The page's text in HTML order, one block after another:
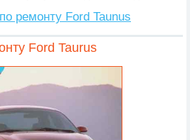
ремонту Ford Taunus
Ford Taurus